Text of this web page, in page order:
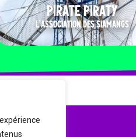
PIRATE PIRATY
L'ASSOCIATION DES SIAMANGS